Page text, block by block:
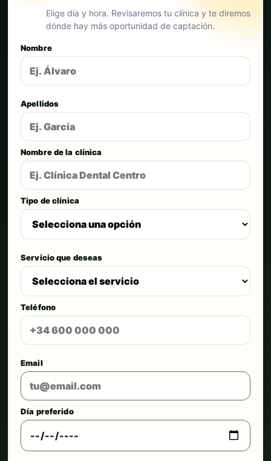
Elige día y hora. Revisaremos tu clínica y te diremos
dónde hay más oportunidad de captación.
Nombre
Apellidos
Nombre de la clínica
Tipo de clínica
Servicio que deseas
Teléfono
Email
Día preferido